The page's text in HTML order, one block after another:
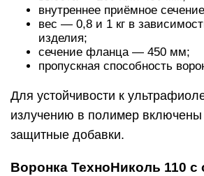
внутреннее приёмное
вес — 0,8 и 1 кг в
изделия;
сечение фланца — 450 мм;
пропускная способность
Для устойчивости к
излучению в полимер
защитные добавки.
Воронка ТехноНиколь 110